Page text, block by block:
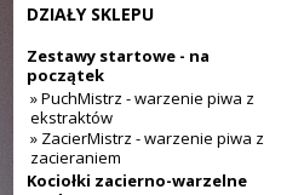
DZIAŁY SKLEPU
Zestawy startowe - na
początek
» PuchMistrz - warzenie piwa z
ekstraktów
» ZacierMistrz - warzenie piwa z
zacieraniem
Kociołki zacierno-warzelne